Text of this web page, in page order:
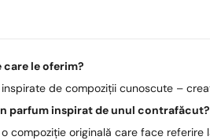
care le oferim?
de compoziții cunoscute –
parfum inspirat de unul contrafăcut?
compoziție originală care face